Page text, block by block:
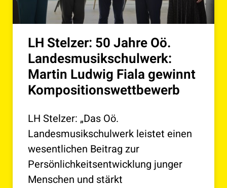
LH Stelzer: 50 Jahre Oö.
Landesmusikschulwerk:
Martin Ludwig Fiala gewinnt
Kompositionswettbewerb
LH Stelzer: „Das Oö.
Landesmusikschulwerk leistet einen
wesentlichen Beitrag zur
Persönlichkeitsentwicklung junger
Menschen und stärkt